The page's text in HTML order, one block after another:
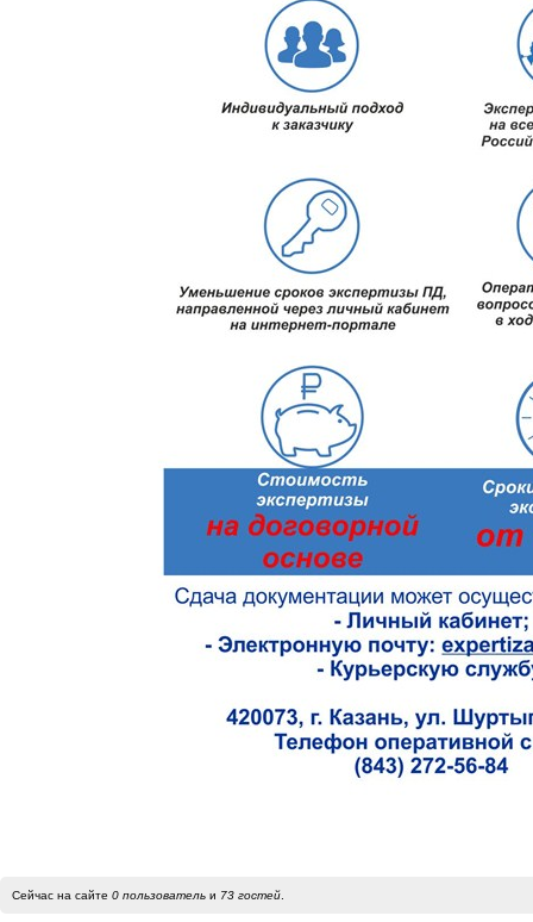
Сейчас на сайте 0 пользовательи 73 гостей.